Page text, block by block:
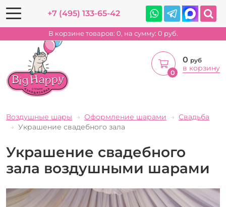
+7 (495) 133-65-42
В корзине товаров: 0, на сумму: 0 руб.
0
0 руб
в корзину
Воздушные шары Оформление шарами
Свадьба
Украшение свадебного зала
Украшение свадебного
зала воздушными шарами